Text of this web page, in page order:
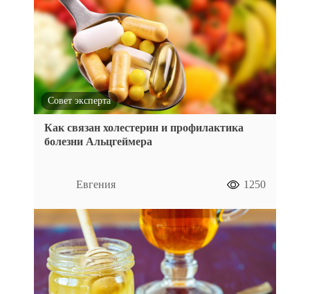
Совет эксперта
Как связан холестерин и профилактика
болезни Альцгеймера
Евгения 1250